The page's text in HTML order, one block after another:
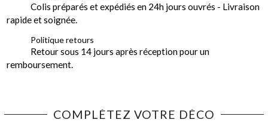
Colis préparés et expédiés en 24h jours ouvrés - Livraison
rapide et soignée.
Politique retours
Retour sous 14 jours après réception pour un
remboursement.
COMPLÉTEZ VOTRE DÉCO